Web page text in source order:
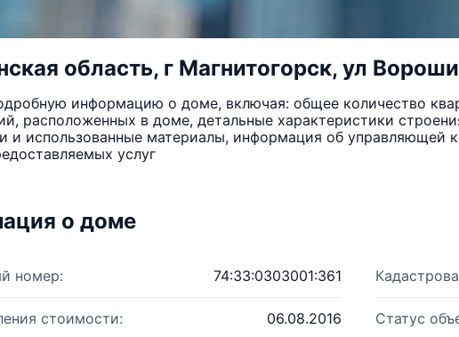
область, г Магнитогорск, ул
информацию о доме, включая: общее количество
расположенных в доме, детальные характеристики
и использованные материалы, информация об управляющей
услуг
о доме
номер: 74:33:0303001:361
стоимости: 06.08.2016 Статус